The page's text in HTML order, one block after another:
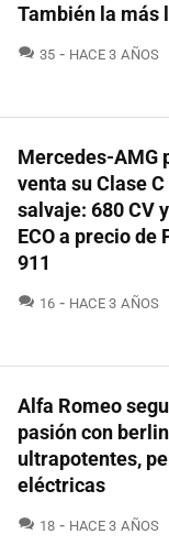
También la más
35 COMENTARIOS
HACE 3 AÑOS
Mercedes-AMG
venta su Clase
salvaje: 680 CV
ECO a precio de
911
16 COMENTARIOS
HACE 3 AÑOS
Alfa Romeo
pasión con
ultrapotentes,
eléctricas
18 COMENTARIOS
HACE 3 AÑOS